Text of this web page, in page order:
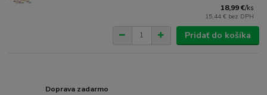
18,99 €/ks
15,44 € bez DPH
Pridať do košíka
Doprava zadarmo